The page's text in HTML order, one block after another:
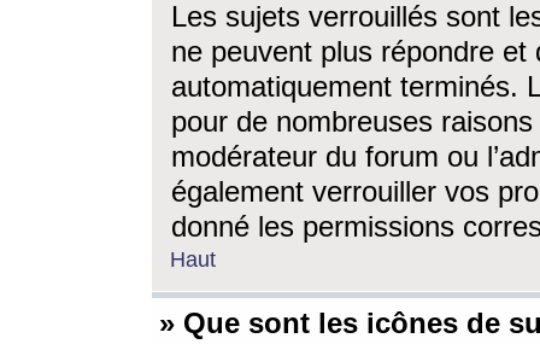
Les sujets verrouillés sont
ne peuvent plus répondre
automatiquement terminés.
pour de nombreuses
modérateur du forum ou
également verrouiller vos
donné les permissions
Haut
» Que sont les icônes de